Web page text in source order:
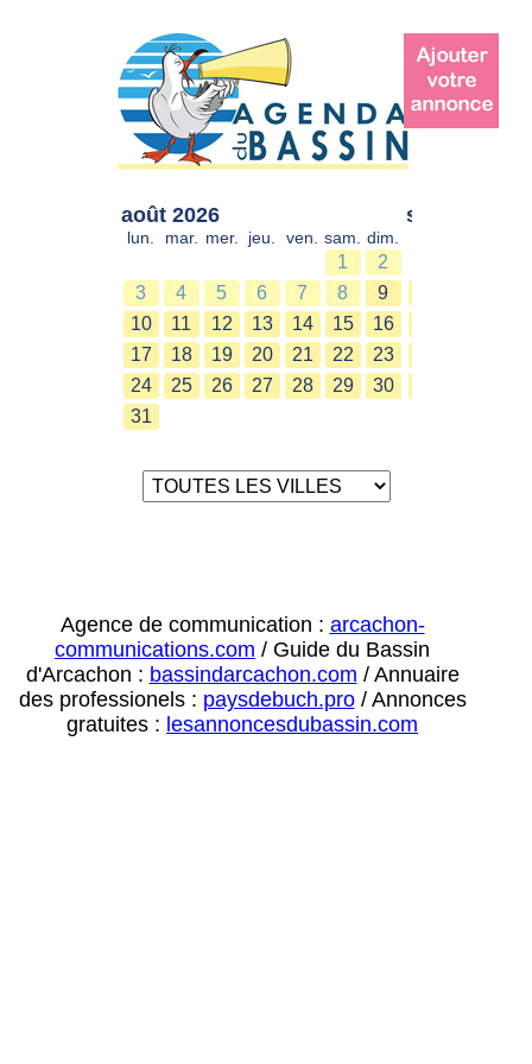
août 2026
lun. mar. mer. jeu. ven. sam. dim.
1
2
3
4 5 6 7 8
9
10
11 12 13 14 15
16
17
18 19 20 21 22
23
24
25 26 27 28 29
30
31
sept. 2026
Agence de communication : arcachon-
communications.com / Guide du Bassin
d'Arcachon : bassindarcachon.com / Annuaire
des professionels : paysdebuch.pro/ Annonces
gratuites : lesannoncesdubassin.com